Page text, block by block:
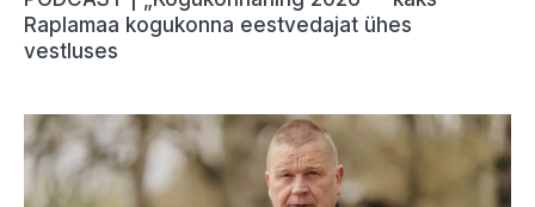
Raplamaa kogukonna eestvedajat ühes
vestluses